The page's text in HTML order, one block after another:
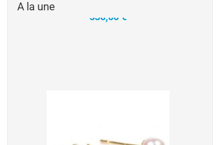
A la une